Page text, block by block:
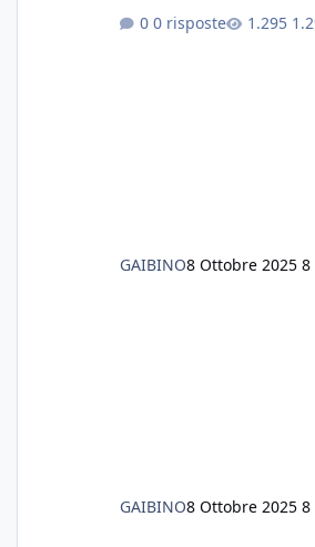
cardinali, e tre pulitori in
0 risposte
GAIBINO8 Ottobre 2025 8
GAIBINO8 Ottobre 2025 8